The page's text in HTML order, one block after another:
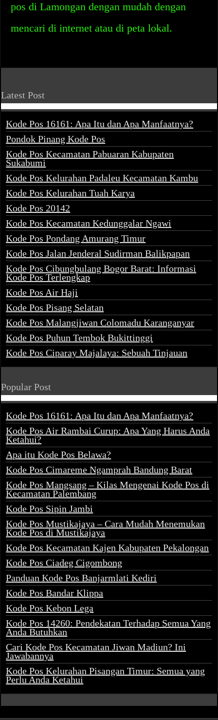
pos di Lamongan dengan mudah dengan
mencari di internet atau di peta lokal.
Latest Post
Kode Pos 16161: Apa Itu dan Apa Manfaatnya?
Pondok Pinang Kode Pos
Kode Pos Kecamatan Pabuaran Kabupaten
Sukabumi
Kode Pos Kelurahan Padaleu Kecamatan Kambu
Kode Pos Kelurahan Tuah Karya
Kode Pos 20142
Kode Pos Kecamatan Kedunggalar Ngawi
Kode Pos Pondang Amurang Timur
Kode Pos Jalan Jenderal Sudirman Balikpapan
Kode Pos Cibungbulang Bogor Barat: Informasi
Kode Pos Terlengkap
Kode Pos Air Haji
Kode Pos Pisang Selatan
Kode Pos Malangjiwan Colomadu Karanganyar
Kode Pos Puhun Tembok Bukittinggi
Kode Pos Ciparay Majalaya: Sebuah Tinjauan
Popular Post
Kode Pos 16161: Apa Itu dan Apa Manfaatnya?
Kode Pos Air Rambai Curup: Apa Yang Harus Anda
Ketahui?
Apa itu Kode Pos Belawa?
Kode Pos Cimareme Ngamprah Bandung Barat
Kode Pos Mangsang – Kilas Mengenai Kode Pos di
Kecamatan Palembang
Kode Pos Sipin Jambi
Kode Pos Mustikajaya – Cara Mudah Menemukan
Kode Pos di Mustikajaya
Kode Pos Kecamatan Kajen Kabupaten Pekalongan
Kode Pos Ciadeg Cigombong
Panduan Kode Pos Banjarmlati Kediri
Kode Pos Bandar Klippa
Kode Pos Kebon Lega
Kode Pos 14260: Pendekatan Terhadap Semua Yang
Anda Butuhkan
Cari Kode Pos Kecamatan Jiwan Madiun? Ini
Jawabannya
Kode Pos Kelurahan Pisangan Timur: Semua yang
Perlu Anda Ketahui